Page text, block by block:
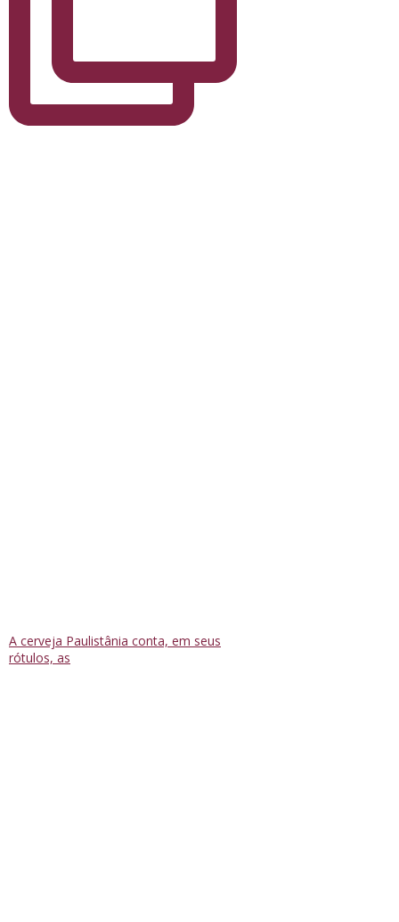
A cerveja Paulistânia conta, em seus
rótulos, as